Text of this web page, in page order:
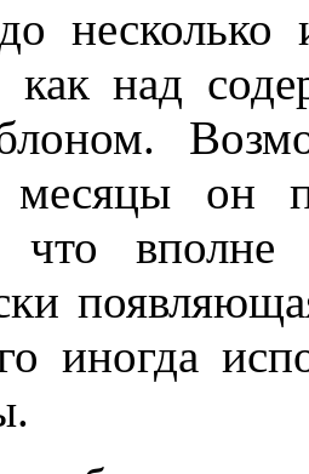
несколько
как над
месяцы он
что вполне
иногда